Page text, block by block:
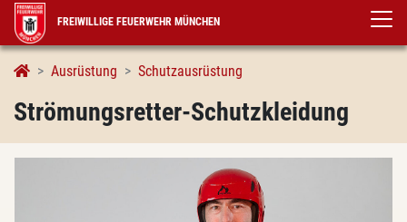
FREIWILLIGE FEUERWEHR MÜNCHEN
Ausrüstung Schutzausrüstung
Strömungsretter-Schutzkleidung
Strömungsretter-Schutzkleidung